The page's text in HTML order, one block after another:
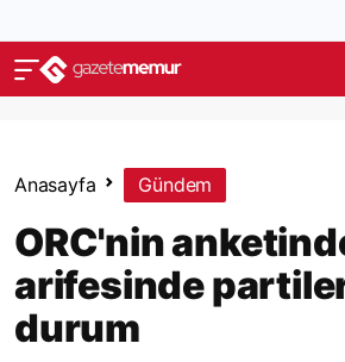
Anasayfa Gündem
ORC'nin
arifesinde
durum